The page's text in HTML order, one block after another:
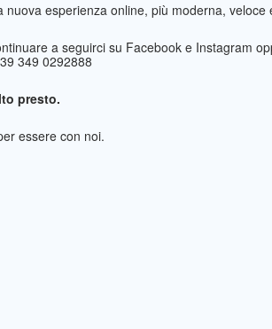
nuova esperienza online, più moderna, veloce
a seguirci su Facebook e Instagram
349 0292888
presto.
essere con noi.